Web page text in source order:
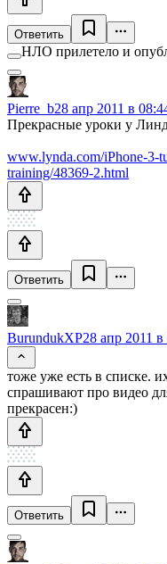
Ответить
НЛО прилетело и
Pierre_b28 апр 2011 в
Прекрасные уроки у
www.lynda.com/iPhone-3-
training/48369-2.html
Ответить
BurundukXP28 апр 2011 в
тоже уже есть в списке.
спрашивают про видео
прекрасен:)
Ответить